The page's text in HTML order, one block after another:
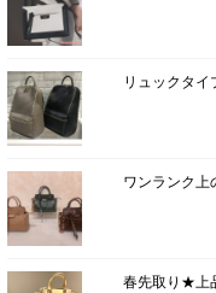
リュックタイ
ワンランク
春先取り★上